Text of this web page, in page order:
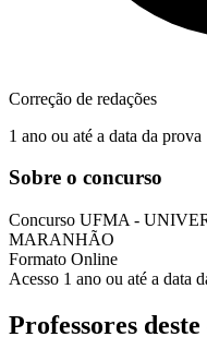
Correção de redações
1 ano ou até a data da prova
Sobre o concurso
Concurso UFMA -
MARANHÃO
Formato Online
Acesso 1 ano ou até a data
Professores